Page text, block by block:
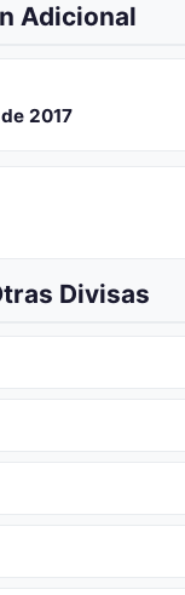
Adicional
2017
Divisas